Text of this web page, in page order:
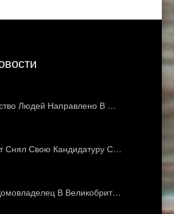
Людей Направлено В …
Снял Свою Кандидатуру С…
В Великобрит…